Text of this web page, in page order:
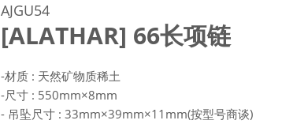
AJGU54
[ALATHAR] 66长项链
-材质 : 天然矿物质稀土
-尺寸 : 550mm×8mm
- 吊坠尺寸 : 33mm×39mm×11mm(按型号商谈)